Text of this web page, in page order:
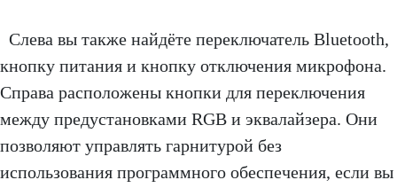
Слева вы также найдёте переключатель Bluetooth,
кнопку питания и кнопку отключения микрофона.
Справа расположены кнопки для переключения
между предустановками RGB и эквалайзера. Они
позволяют управлять гарнитурой без
использования программного обеспечения, если вы